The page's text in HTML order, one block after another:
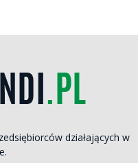
działających w